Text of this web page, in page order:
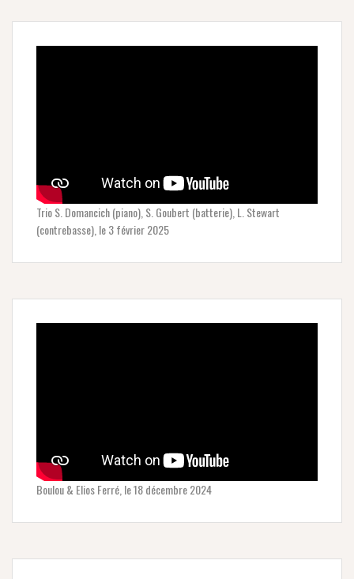
Trio S. Domancich (piano), S. Goubert (batterie), L. Stewart
(contrebasse), le 3 février 2025
Boulou & Elios Ferré, le 18 décembre 2024